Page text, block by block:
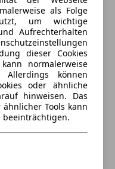
als Folge
um wichtige
Aufrechterhalten
dieser Cookies
normalerweise
können
oder ähnliche
hinweisen. Das
Tools kann
beeinträchtigen.